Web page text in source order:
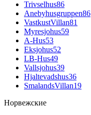
Trivselhus86
Anebyhusgruppen86
VastkustVillan81
Myresjohus59
A-Hus53
Eksjohus52
LB-Hus49
Vallsjohus39
Hjaltevadshus36
SmalandsVillan19
Норвежские